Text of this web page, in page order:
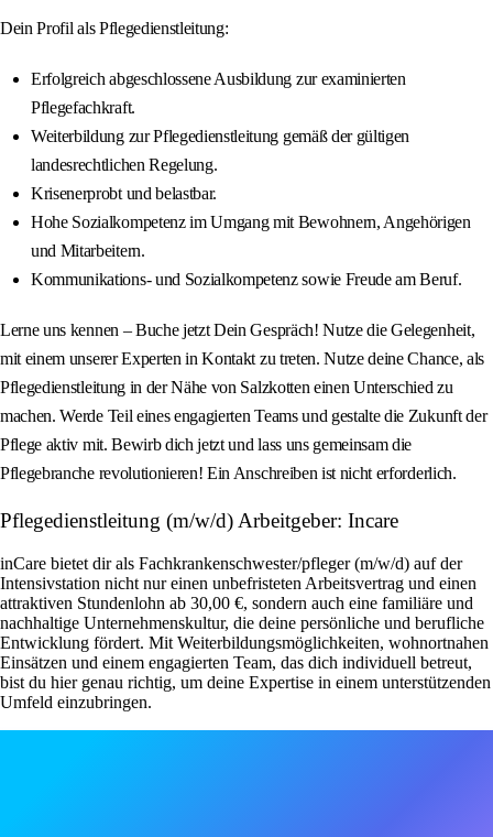
Dein Profil als Pflegedienstleitung:
Erfolgreich abgeschlossene Ausbildung zur examinierten
Pflegefachkraft.
Weiterbildung zur Pflegedienstleitung gemäß der gültigen
landesrechtlichen Regelung.
Krisenerprobt und belastbar.
Hohe Sozialkompetenz im Umgang mit Bewohnern, Angehörigen
und Mitarbeitern.
Kommunikations- und Sozialkompetenz sowie Freude am Beruf.
Lerne uns kennen – Buche jetzt Dein Gespräch! Nutze die Gelegenheit,
mit einem unserer Experten in Kontakt zu treten. Nutze deine Chance, als
Pflegedienstleitung in der Nähe von Salzkotten einen Unterschied zu
machen. Werde Teil eines engagierten Teams und gestalte die Zukunft der
Pflege aktiv mit. Bewirb dich jetzt und lass uns gemeinsam die
Pflegebranche revolutionieren! Ein Anschreiben ist nicht erforderlich.
Pflegedienstleitung (m/w/d) Arbeitgeber: Incare
inCare bietet dir als Fachkrankenschwester/pfleger (m/w/d) auf der
Intensivstation nicht nur einen unbefristeten Arbeitsvertrag und einen
attraktiven Stundenlohn ab 30,00 €, sondern auch eine familiäre und
nachhaltige Unternehmenskultur, die deine persönliche und berufliche
Entwicklung fördert. Mit Weiterbildungsmöglichkeiten, wohnortnahen
Einsätzen und einem engagierten Team, das dich individuell betreut,
bist du hier genau richtig, um deine Expertise in einem unterstützenden
Umfeld einzubringen.